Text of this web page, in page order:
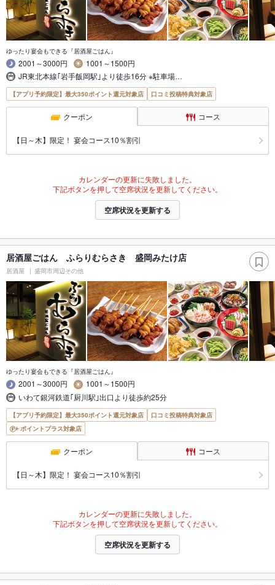
ゆったり宴会もできる『居酒屋ごはん』
2001～3000円
1001～1500円
JR東北本線｢岩手飯岡駅｣より徒歩16分 ※駐車場…
【アプリ予約限定】最大350ポイント還元対象店 口コミ投稿特典対象店
クーポン コース
【日～木】限定！ 宴会コース10％割引
カレンダーの更新に失敗しました。
下記ボタンを押して空席状況を更新してください。
空席状況を更新する
居酒屋ごはん ふらりむらさき 盛岡みたけ店
居酒屋 盛岡市周辺その他
ゆったり宴会もできる『居酒屋ごはん』
2001～3000円
1001～1500円
いわて銀河鉄道｢厨川駅｣出口より徒歩約25分
【アプリ予約限定】最大350ポイント還元対象店
口コミ投稿特典対象店
ポイントプラス対象店
クーポン コース
【日～木】限定！ 宴会コース10％割引
カレンダーの更新に失敗しました。
下記ボタンを押して空席状況を更新してください。
空席状況を更新する